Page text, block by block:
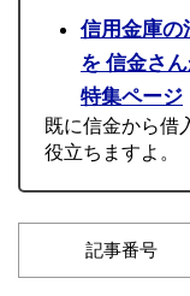
信用金庫の
を 信金さ
特集ページ
既に信金から借
役立ちますよ。
記事番号